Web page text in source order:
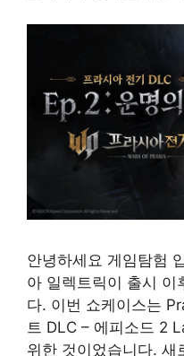
안녕하세요 게임탐험
아 일렉트릭이 출시 이
다. 이번 쇼케이스는
트 DLC – 에피소드 2
위한 것이었습니다. 새